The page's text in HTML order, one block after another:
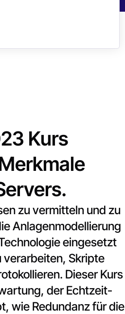
Kurs
zu vermitteln und zu
Anlagenmodellierung
eingesetzt
verarbeiten, Skripte
Dieser Kurs
der Echtzeit-
wie Redundanz für die